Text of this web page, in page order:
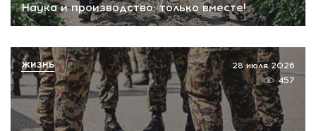
Наука и производство: только вместе!
28 июля 2026
457
ЖИЗНЬ